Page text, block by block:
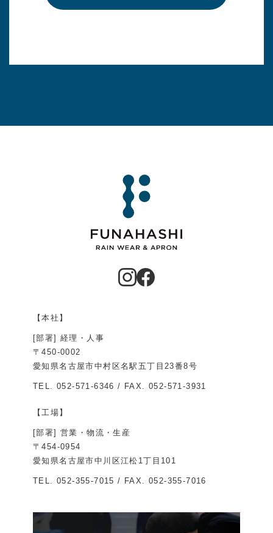
【本社】
[部署] 経理・人事
〒450-0002
愛知県名古屋市中村区名駅五丁目23番8号
TEL. 052-571-6346 / FAX. 052-571-3931
【工場】
[部署] 営業・物流・生産
〒454-0954
愛知県名古屋市中川区江松1丁目101
TEL. 052-355-7015 / FAX. 052-355-7016